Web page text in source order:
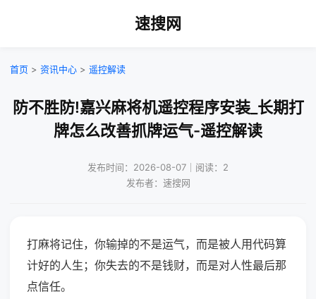
速搜网
首页 > 资讯中心 > 遥控解读
防不胜防!嘉兴麻将机遥控程序安装_长期打
牌怎么改善抓牌运气-遥控解读
发布时间：2026-08-07｜阅读：2
发布者：速搜网
打麻将记住，你输掉的不是运气，而是被人用代码算
计好的人生；你失去的不是钱财，而是对人性最后那
点信任。